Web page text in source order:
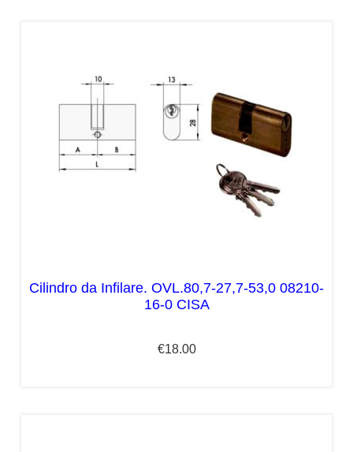
Cilindro da Infilare. OVL.80,7-27,7-53,0 08210-
16-0 CISA
€18.00